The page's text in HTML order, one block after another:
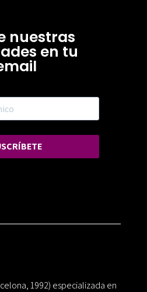
nuestras
en tu
1992) especializada en